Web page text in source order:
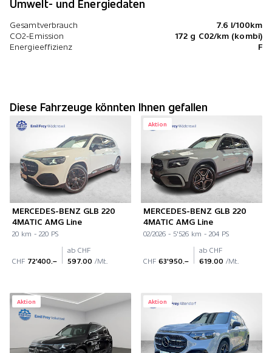
Umwelt- und Energiedaten
Gesamtverbrauch
7.6 l/100km
CO2-Emission
172 g C02/km (kombi)
Energieeffizienz
F
Diese Fahrzeuge könnten Ihnen gefallen
MERCEDES-BENZ GLB 220
4MATIC AMG Line
20 km - 220 PS
CHF 72'400.–
ab CHF
597.00 /Mt.
Aktion
MERCEDES-BENZ GLB 220
4MATIC AMG Line
02/2026 - 5'526 km - 204 PS
CHF 63'950.–
ab CHF
619.00 /Mt.
Aktion Aktion